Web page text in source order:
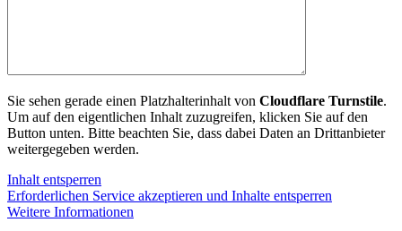
Sie sehen gerade einen Platzhalterinhalt von Cloudflare Turnstile.
Um auf den eigentlichen Inhalt zuzugreifen, klicken Sie auf den
Button unten. Bitte beachten Sie, dass dabei Daten an Drittanbieter
weitergegeben werden.
Inhalt entsperren
Erforderlichen Service akzeptieren und Inhalte entsperren
Weitere Informationen